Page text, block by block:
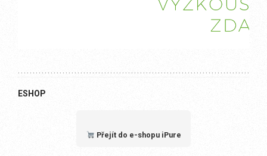
ESHOP
Přejít do e-shopu iPure